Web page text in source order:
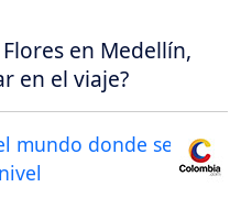
en Medellín,
en el viaje?